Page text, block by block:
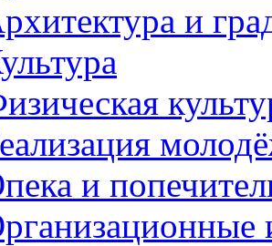
и
и